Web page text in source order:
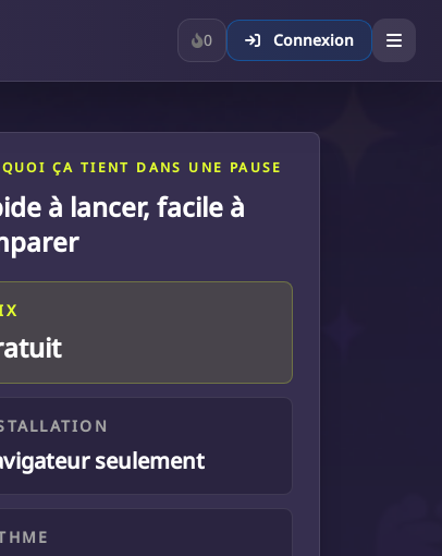
0 Connexion
ÇA TIENT DANS UNE PAUSE
à lancer, facile à
seulement